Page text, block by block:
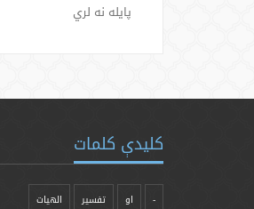
پایله نه لري
کلیدې کلمات
- او تفسیر الهیات